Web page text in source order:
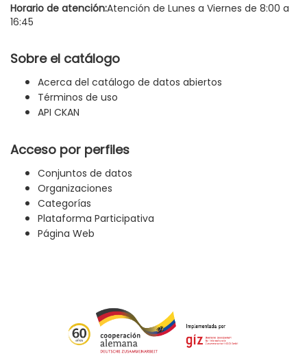
Horario de atención:Atención de Lunes a Viernes de 8:00 a
16:45
Sobre el catálogo
Acerca del catálogo de datos abiertos
Términos de uso
API CKAN
Acceso por perfiles
Conjuntos de datos
Organizaciones
Categorías
Plataforma Participativa
Página Web